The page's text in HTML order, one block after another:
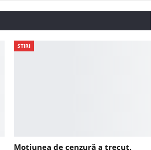
STIRI
Moțiunea de cenzură a trecut,